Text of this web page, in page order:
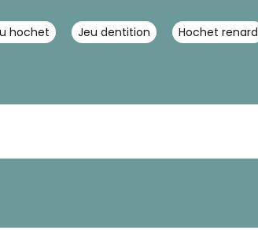
hochet Jeu dentition Hochet renard